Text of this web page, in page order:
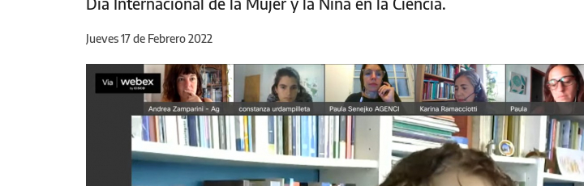
Jueves 17 de Febrero 2022